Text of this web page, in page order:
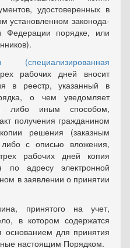
удостоверенных в
установленном законода­
Федерации порядке, или
рабочих дней вносит
в реестр, указанный в
о чем уведомляет
либо иным способом,
получения гражданином
решения (заказным
с описью вложе­ния,
рабочих дней копия
по адресу электронной
в заявлении о принятии
принятого на учет,
в котором содержатся
основанием для принятия
настоящим Порядком.